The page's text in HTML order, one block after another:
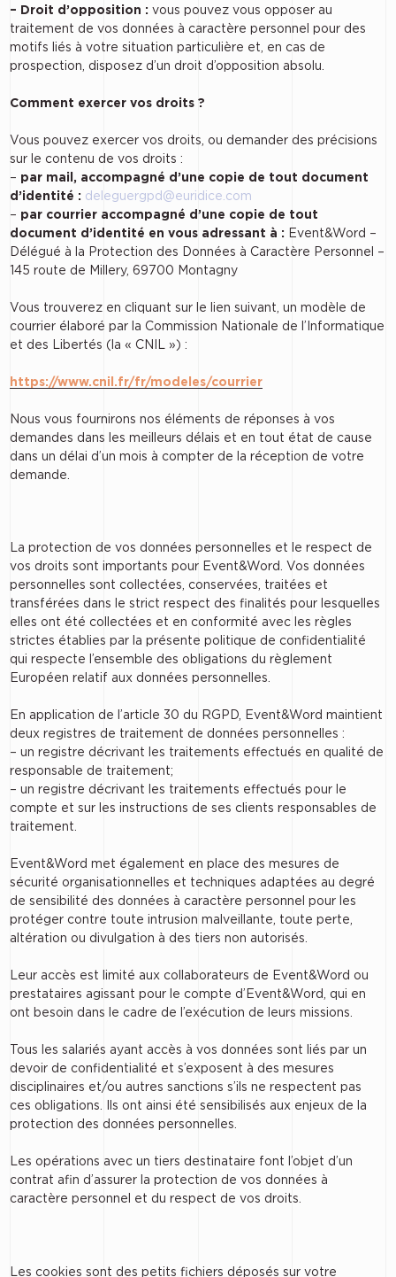
– Droit d’opposition : vous pouvez vous opposer au
traitement de vos données à caractère personnel pour des
motifs liés à votre situation particulière et, en cas de
prospection, disposez d’un droit d’opposition absolu.
Comment exercer vos droits ?
Vous pouvez exercer vos droits, ou demander des précisions
sur le contenu de vos droits :
– par mail, accompagné d’une copie de tout document
d’identité : deleguergpd@euridice.com
– par courrier accompagné d’une copie de tout
document d’identité en vous adressant à : Event&Word –
Délégué à la Protection des Données à Caractère Personnel –
145 route de Millery, 69700 Montagny
Vous trouverez en cliquant sur le lien suivant, un modèle de
courrier élaboré par la Commission Nationale de l’Informatique
et des Libertés (la « CNIL ») :
https://www.cnil.fr/fr/modeles/courrier
Nous vous fournirons nos éléments de réponses à vos
demandes dans les meilleurs délais et en tout état de cause
dans un délai d’un mois à compter de la réception de votre
demande.
La protection de vos données personnelles et le respect de
vos droits sont importants pour Event&Word. Vos données
personnelles sont collectées, conservées, traitées et
transférées dans le strict respect des finalités pour lesquelles
elles ont été collectées et en conformité avec les règles
strictes établies par la présente politique de confidentialité
qui respecte l’ensemble des obligations du règlement
Européen relatif aux données personnelles.
En application de l’article 30 du RGPD, Event&Word maintient
deux registres de traitement de données personnelles :
– un registre décrivant les traitements effectués en qualité de
responsable de traitement;
– un registre décrivant les traitements effectués pour le
compte et sur les instructions de ses clients responsables de
traitement.
Event&Word met également en place des mesures de
sécurité organisationnelles et techniques adaptées au degré
de sensibilité des données à caractère personnel pour les
protéger contre toute intrusion malveillante, toute perte,
altération ou divulgation à des tiers non autorisés.
Leur accès est limité aux collaborateurs de Event&Word ou
prestataires agissant pour le compte d’Event&Word, qui en
ont besoin dans le cadre de l’exécution de leurs missions.
Tous les salariés ayant accès à vos données sont liés par un
devoir de confidentialité et s’exposent à des mesures
disciplinaires et/ou autres sanctions s’ils ne respectent pas
ces obligations. Ils ont ainsi été sensibilisés aux enjeux de la
protection des données personnelles.
Les opérations avec un tiers destinataire font l’objet d’un
contrat afin d’assurer la protection de vos données à
caractère personnel et du respect de vos droits.
Les cookies sont des petits fichiers déposés sur votre